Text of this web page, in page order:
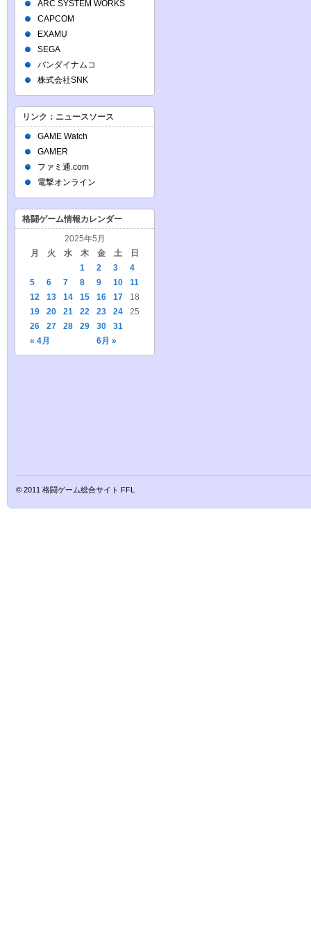
ARC SYSTEM WORKS
CAPCOM
EXAMU
SEGA
バンダイナムコ
株式会社SNK
リンク：ニュースソース
GAME Watch
GAMER
ファミ通.com
電撃オンライン
格闘ゲーム情報カレンダー
2025年5月
月
火 水 木 金 土 日
« 4月 6月 »
1 2 3
4
5
6 7 8 9 10
11
12
13 14 15 16 17
18
19
20 21 22 23 24
25
26
27 28 29 30 31
© 2011 格闘ゲーム総合サイト FFL